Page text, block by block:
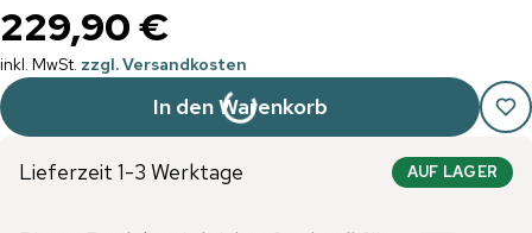
229,90 €
inkl. MwSt. zzgl. Versandkosten
In den Warenkorb
Lieferzeit 1-3 Werktage AUF LAGER